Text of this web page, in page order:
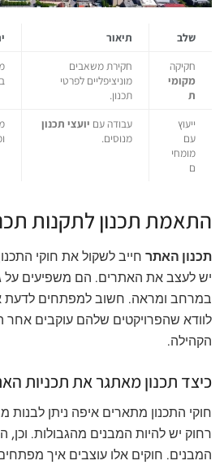
שלב תיאור
חקיקה
מקומי
ת
חקירת משאבים
מוניציפליים לפרטי
תכנון.
ייעוץ
עם
מומחי
ם
עבודה עם יועצי תכנון
מנוסים.
התאמת תכנון לתקנות
תכנון האתר חייב לשקול את חוקי
יש לעצב את האתרים. הם משפיעים על
במרחב ומראה. חשוב למפתחים לדעת
לוודא שהפרויקטים שלהם עוקבים אחר
הקהילה.
כיצד תכנון מאתגר את תכניות
חוקי התכנון מתארים איפה ניתן
רחוק יש להיות המבנים מהגבולות. וכן,
המבנים. חוקים אלו עוצבים איך